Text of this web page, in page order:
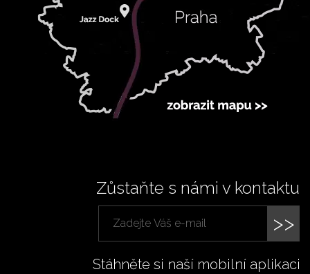
Zůstaňte s námi v kontaktu
>>
Stáhněte si naší mobilní aplikaci